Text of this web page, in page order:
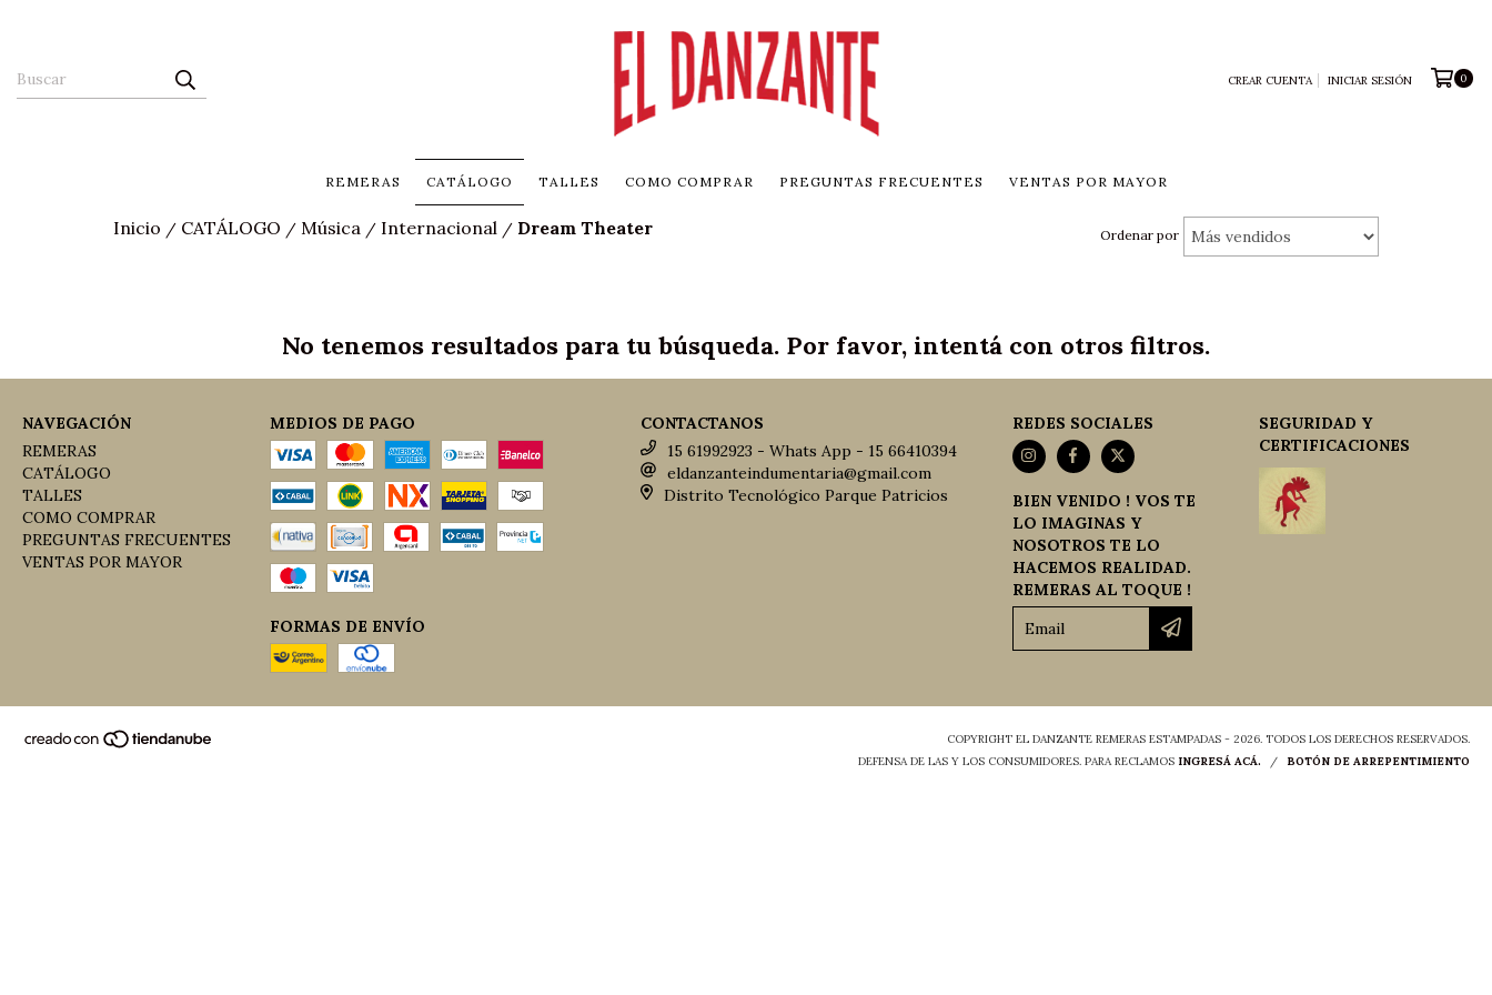
CREAR CUENTA INICIAR SESIÓN 0
REMERAS CATÁLOGO TALLES COMO COMPRAR PREGUNTAS FRECUENTES VENTAS POR MAYOR
Inicio / CATÁLOGO / Música / Internacional / Dream Theater Ordenar por
No tenemos resultados para tu búsqueda. Por favor, intentá con otros filtros.
NAVEGACIÓN
REMERAS
CATÁLOGO
TALLES
COMO COMPRAR
PREGUNTAS FRECUENTES
VENTAS POR MAYOR
MEDIOS DE PAGO
FORMAS DE ENVÍO
CONTACTANOS
15 61992923 - Whats App - 15 66410394
eldanzanteindumentaria@gmail.com
Distrito Tecnológico Parque Patricios
REDES SOCIALES
BIEN VENIDO ! VOS TE
LO IMAGINAS Y
NOSOTROS TE LO
HACEMOS REALIDAD.
REMERAS AL TOQUE !
SEGURIDAD Y
CERTIFICACIONES
COPYRIGHT EL DANZANTE REMERAS ESTAMPADAS - 2026. TODOS LOS DERECHOS RESERVADOS.
DEFENSA DE LAS Y LOS CONSUMIDORES. PARA RECLAMOS INGRESÁ ACÁ. / BOTÓN DE ARREPENTIMIENTO